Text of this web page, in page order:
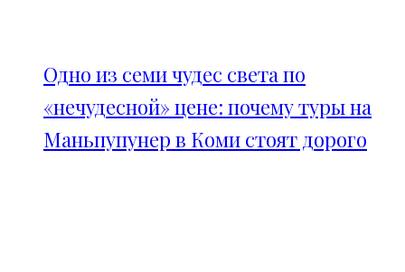
Одно из семи чудес света по
«нечудесной» цене: почему туры на
Маньпупунер в Коми стоят дорого